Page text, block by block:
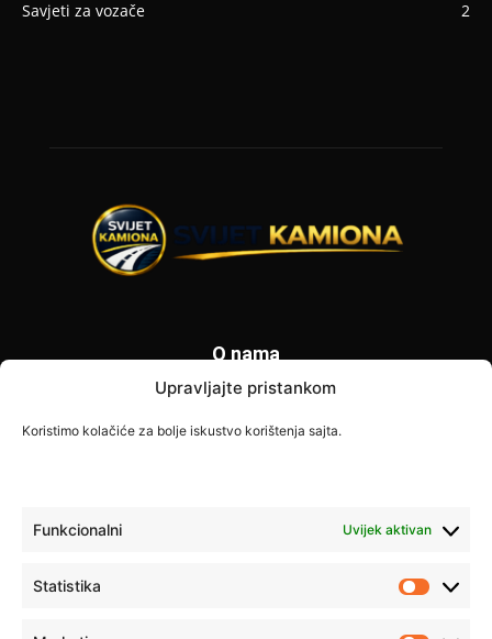
Upravljajte pristankom
Koristimo kolačiće za bolje iskustvo korištenja sajta.
Funkcionalni Uvijek aktivan
Statistika
Savjeti za vozače
2
O nama
Svijet Kamiona je specijalizovani portal posvećen vozačima
kamiona i transportnoj industriji. Donosimo najnovije